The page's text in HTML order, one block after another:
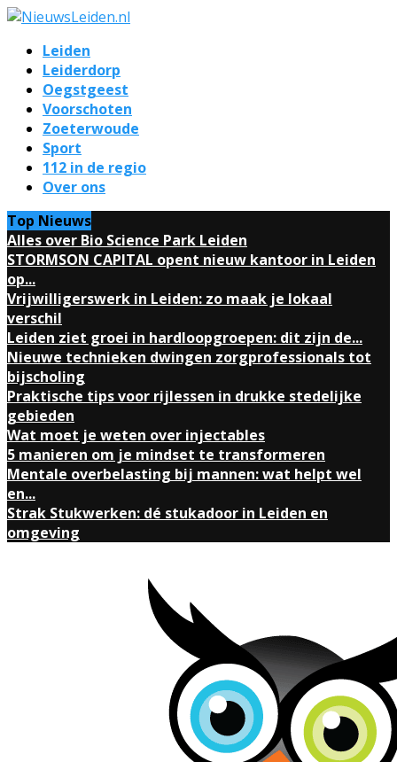
Leiden
Leiderdorp
Oegstgeest
Voorschoten
Zoeterwoude
Sport
112 in de regio
Over ons
Top Nieuws
Alles over Bio Science Park Leiden
STORMSON CAPITAL opent nieuw kantoor in Leiden
op...
Vrijwilligerswerk in Leiden: zo maak je lokaal
verschil
Leiden ziet groei in hardloopgroepen: dit zijn de...
Nieuwe technieken dwingen zorgprofessionals tot
bijscholing
Praktische tips voor rijlessen in drukke stedelijke
gebieden
Wat moet je weten over injectables
5 manieren om je mindset te transformeren
Mentale overbelasting bij mannen: wat helpt wel
en...
Strak Stukwerken: dé stukadoor in Leiden en
omgeving